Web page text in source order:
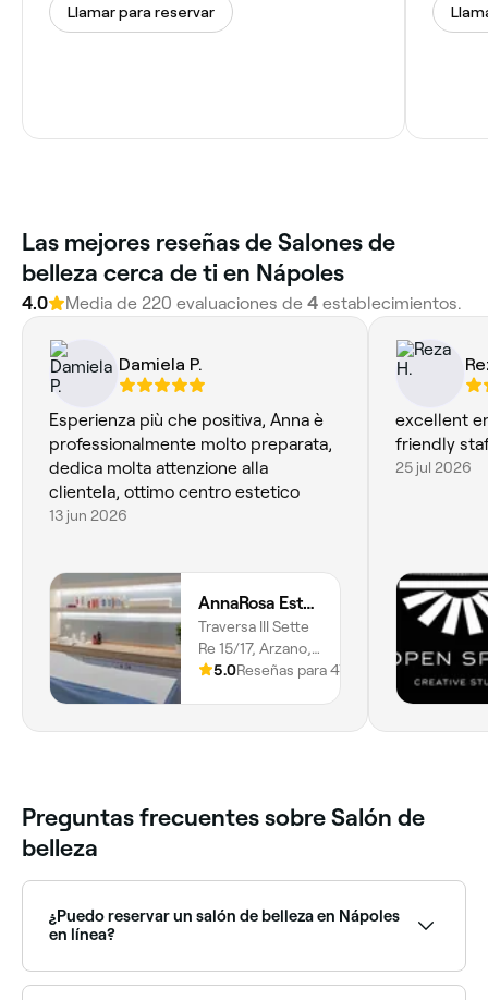
Llamar para reservar
Las mejores reseñas de Salones de
belleza cerca de ti en Nápoles
4.0 Media de 220 evaluaciones de 4 establecimientos.
Damiela P.
Esperienza più che positiva, Anna è
professionalmente molto preparata,
dedica molta attenzione alla
clientela, ottimo centro estetico
13 jun 2026
AnnaRosa Estetica Femminile
Traversa III Sette
Re 15/17, Arzano,
80022, Campania
5.0Reseñas para 47
excellent
friendly
25 jul 2026
Preguntas frecuentes sobre Salón de
belleza
¿Puedo reservar un salón de belleza en Nápoles
en línea?